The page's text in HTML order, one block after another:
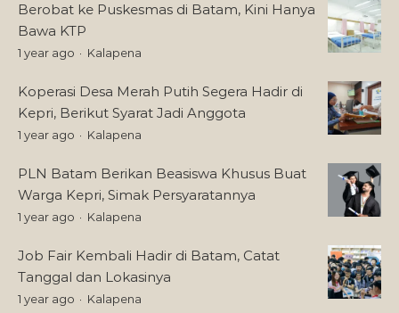
Berobat ke Puskesmas di Batam, Kini Hanya
Bawa KTP
1 year ago Kalapena
Koperasi Desa Merah Putih Segera Hadir di
Kepri, Berikut Syarat Jadi Anggota
1 year ago Kalapena
PLN Batam Berikan Beasiswa Khusus Buat
Warga Kepri, Simak Persyaratannya
1 year ago Kalapena
Job Fair Kembali Hadir di Batam, Catat
Tanggal dan Lokasinya
1 year ago Kalapena